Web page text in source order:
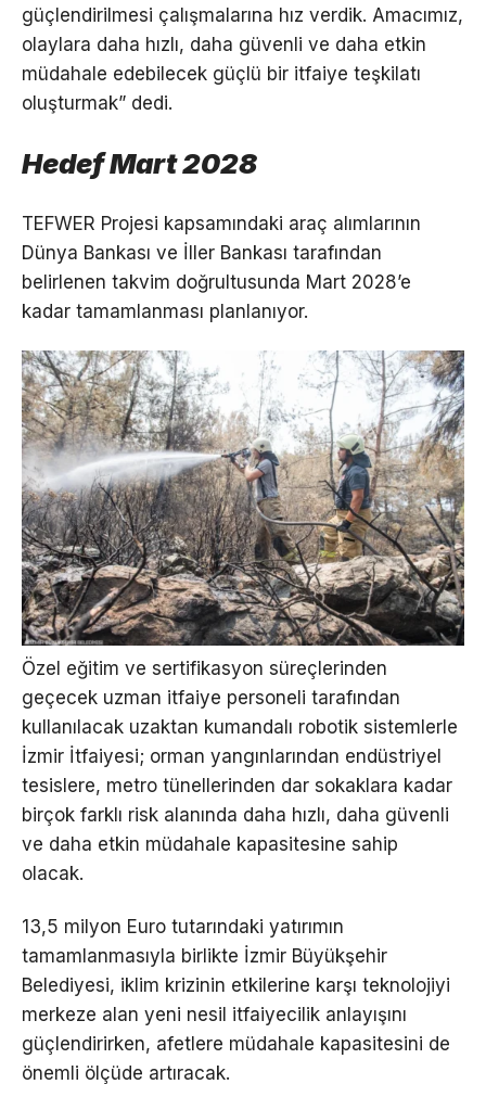
güçlendirilmesi çalışmalarına hız verdik. Amacımız,
olaylara daha hızlı, daha güvenli ve daha etkin
müdahale edebilecek güçlü bir itfaiye teşkilatı
oluşturmak” dedi.
Hedef Mart 2028
TEFWER Projesi kapsamındaki araç alımlarının
Dünya Bankası ve İller Bankası tarafından
belirlenen takvim doğrultusunda Mart 2028’e
kadar tamamlanması planlanıyor.
Özel eğitim ve sertifikasyon süreçlerinden
geçecek uzman itfaiye personeli tarafından
kullanılacak uzaktan kumandalı robotik sistemlerle
İzmir İtfaiyesi; orman yangınlarından endüstriyel
tesislere, metro tünellerinden dar sokaklara kadar
birçok farklı risk alanında daha hızlı, daha güvenli
ve daha etkin müdahale kapasitesine sahip
olacak.
13,5 milyon Euro tutarındaki yatırımın
tamamlanmasıyla birlikte İzmir Büyükşehir
Belediyesi, iklim krizinin etkilerine karşı teknolojiyi
merkeze alan yeni nesil itfaiyecilik anlayışını
güçlendirirken, afetlere müdahale kapasitesini de
önemli ölçüde artıracak.